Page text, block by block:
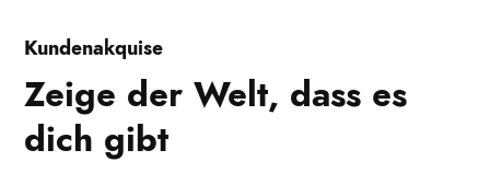
Kundenakquise
Zeige der Welt, dass es
dich gibt